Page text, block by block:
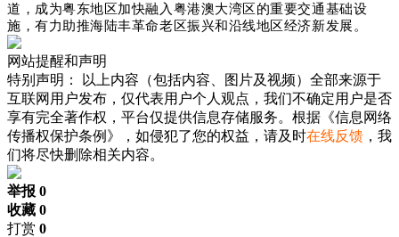
道，成为粤东地区加快融入粤港澳大湾区的重要交通基础设
施，有力助推海陆丰革命老区振兴和沿线地区经济新发展。
网站提醒和声明
特别声明：
以上内容（包括内容、图片及视频）全部来源于
互联网用户发布，仅代表用户个人观点，我们不确定用户是否
享有完全著作权，平台仅提供信息存储服务。根据《信息网络
传播权保护条例》，如侵犯了您的权益，请及时在线反馈 ，我
们将尽快删除相关内容。
举报 0
收藏 0
打赏 0